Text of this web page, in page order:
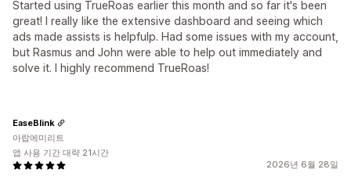
Started using TrueRoas earlier this month and so far it's been
great! I really like the extensive dashboard and seeing which
ads made assists is helpfulp. Had some issues with my account,
but Rasmus and John were able to help out immediately and
solve it. I highly recommend TrueRoas!
2026년 6월 28일
EaseBlink
아랍에미리트
앱 사용 기간 대략 21시간